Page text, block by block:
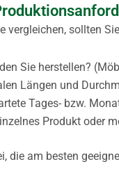
vergleichen, sollten
Sie herstellen?
Längen und
Tages- bzw.
Produkt oder
die am besten